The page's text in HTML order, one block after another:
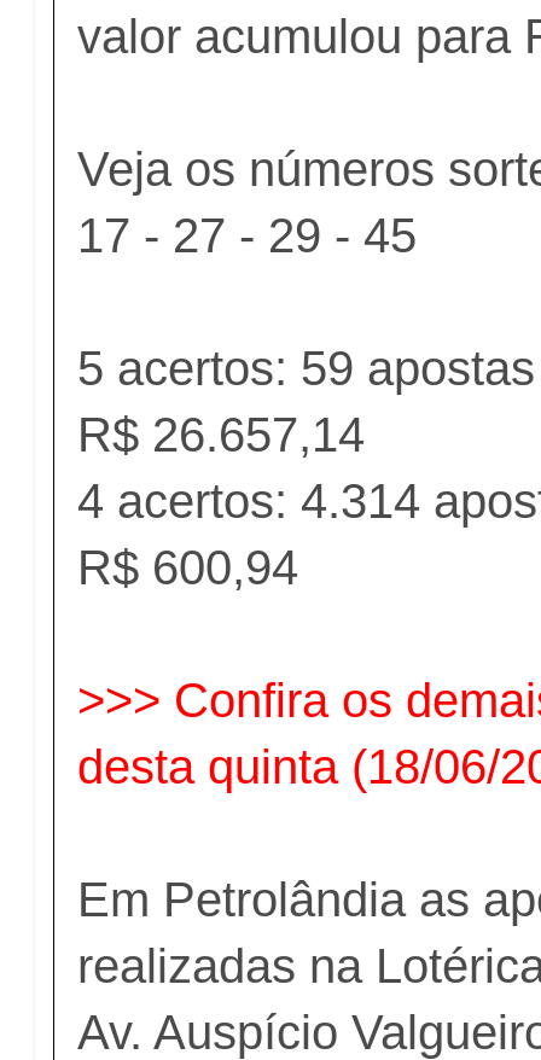
valor acumulou para
Veja os números
17 - 27 - 29 - 45
5 acertos: 59
R$ 26.657,14
4 acertos: 4.314
R$ 600,94
>>> Confira os
desta quinta (18/06/
Em Petrolândia as
realizadas na
Av. Auspício